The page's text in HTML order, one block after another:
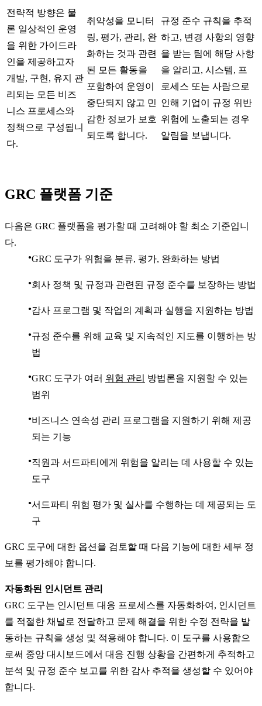
전략적 방향은 물
론 일상적인 운영
을 위한 가이드라
인을 제공하고자
개발, 구현, 유지 관
리되는 모든 비즈
니스 프로세스와
정책으로 구성됩니
다.
취약성을 모니터
링, 평가, 관리, 완
화하는 것과 관련
된 모든 활동을
포함하여 운영이
중단되지 않고 민
감한 정보가 보호
되도록 합니다.
규정 준수 규칙을 추적
하고, 변경 사항의 영향
을 받는 팀에 해당 사항
을 알리고, 시스템, 프
로세스 또는 사람으로
인해 기업이 규정 위반
위험에 노출되는 경우
알림을 보냅니다.
GRC 플랫폼 기준
다음은 GRC 플랫폼을 평가할 때 고려해야 할 최소 기준입니
다.
GRC 도구가 위험을 분류, 평가, 완화하는 방법
회사 정책 및 규정과 관련된 규정 준수를 보장하는 방법
감사 프로그램 및 작업의 계획과 실행을 지원하는 방법
규정 준수를 위해 교육 및 지속적인 지도를 이행하는 방
법
GRC 도구가 여러 위험 관리 방법론을 지원할 수 있는
범위
비즈니스 연속성 관리 프로그램을 지원하기 위해 제공
되는 기능
직원과 서드파티에게 위험을 알리는 데 사용할 수 있는
도구
서드파티 위험 평가 및 실사를 수행하는 데 제공되는 도
구
GRC 도구에 대한 옵션을 검토할 때 다음 기능에 대한 세부 정
보를 평가해야 합니다.
자동화된 인시던트 관리
GRC 도구는 인시던트 대응 프로세스를 자동화하여, 인시던트
를 적절한 채널로 전달하고 문제 해결을 위한 수정 전략을 발
동하는 규칙을 생성 및 적용해야 합니다. 이 도구를 사용함으
로써 중앙 대시보드에서 대응 진행 상황을 간편하게 추적하고
분석 및 규정 준수 보고를 위한 감사 추적을 생성할 수 있어야
합니다.